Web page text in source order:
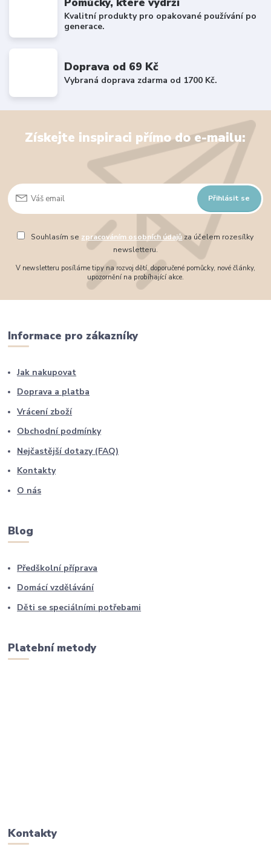
Kvalitní produkty pro opakované používání po
generace.
Doprava od 69 Kč
Vybraná doprava zdarma od 1700 Kč.
Získejte inspiraci přímo do e-mailu:
Přihlásit se
Souhlasím se zpracováním osobních údajů za účelem rozesílky
newsletteru.
V newsletteru posíláme tipy na rozvoj dětí, doporučené pomůcky, nové články,
upozornění na probíhající akce.
Informace pro zákazníky
Jak nakupovat
Doprava a platba
Vrácení zboží
Obchodní podmínky
Nejčastější dotazy (FAQ)
Kontakty
O nás
Blog
Předškolní příprava
Domácí vzdělávání
Děti se speciálními potřebami
Platební metody
Kontakty